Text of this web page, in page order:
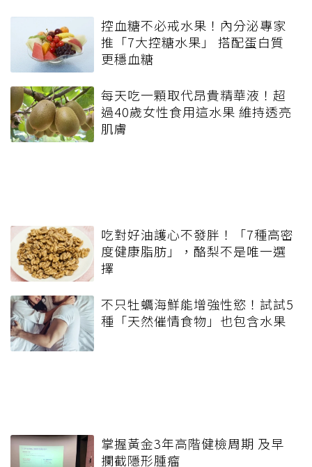
控血糖不必戒水果！內分泌專家
推「7大控糖水果」 搭配蛋白質
更穩血糖
每天吃一顆取代昂貴精華液！超
過40歲女性食用這水果 維持透亮
肌膚
吃對好油護心不發胖！「7種高密
度健康脂肪」，酪梨不是唯一選
擇
不只牡蠣海鮮能增強性慾！試試5
種「天然催情食物」也包含水果
掌握黃金3年高階健檢周期 及早
攔截隱形腫瘤